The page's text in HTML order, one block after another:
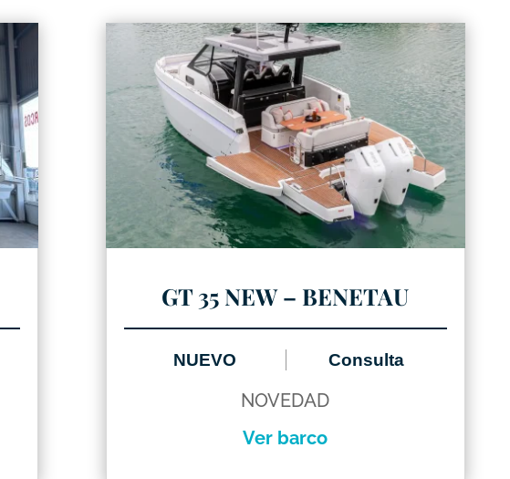
GT 35 NEW – BENETAU
NUEVO Consulta
NOVEDAD
Ver barco